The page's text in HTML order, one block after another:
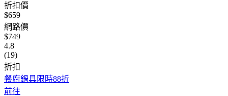
折扣價
$659
網路價
$749
4.8
(19)
折扣
餐廚鍋具限時88折
前往